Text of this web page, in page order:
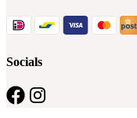
Socials